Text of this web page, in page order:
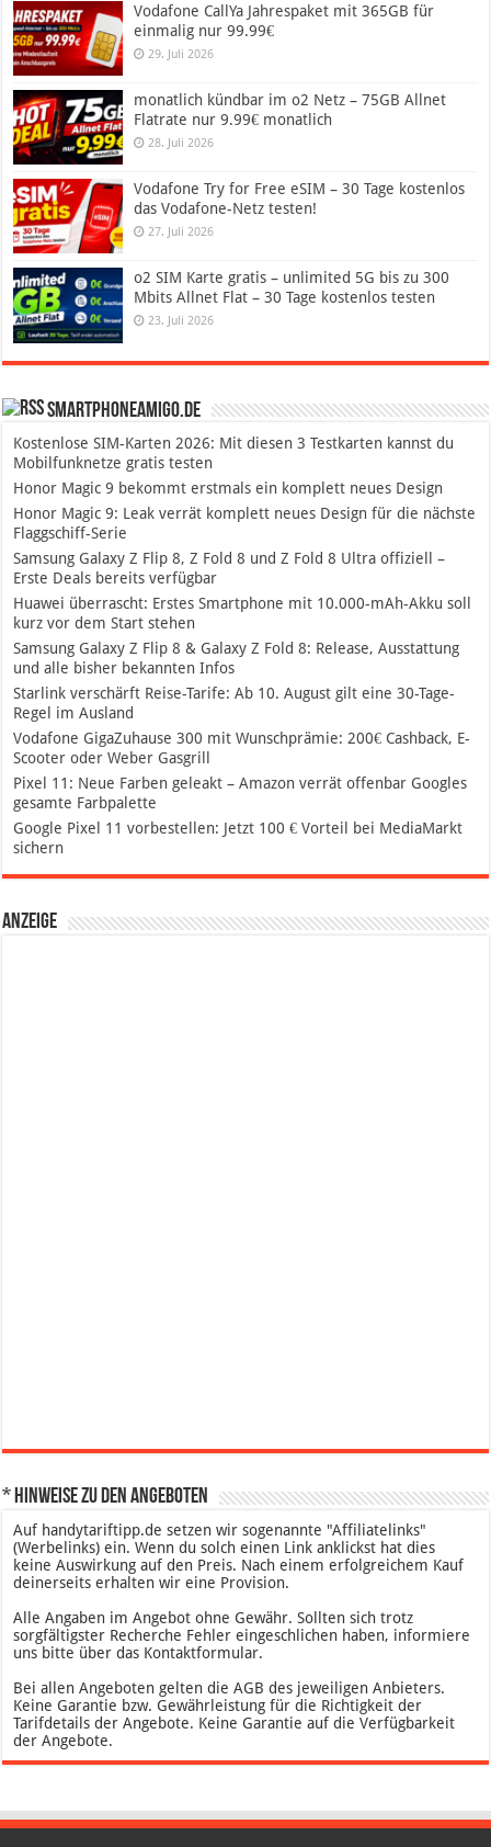
Vodafone CallYa Jahrespaket mit 365GB für
einmalig nur 99.99€
29. Juli 2026
monatlich kündbar im o2 Netz – 75GB Allnet
Flatrate nur 9.99€ monatlich
28. Juli 2026
Vodafone Try for Free eSIM – 30 Tage kostenlos
das Vodafone-Netz testen!
27. Juli 2026
o2 SIM Karte gratis – unlimited 5G bis zu 300
Mbits Allnet Flat – 30 Tage kostenlos testen
23. Juli 2026
SmartphoneAmigo.de
Kostenlose SIM-Karten 2026: Mit diesen 3 Testkarten kannst du
Mobilfunknetze gratis testen
Honor Magic 9 bekommt erstmals ein komplett neues Design
Honor Magic 9: Leak verrät komplett neues Design für die nächste
Flaggschiff-Serie
Samsung Galaxy Z Flip 8, Z Fold 8 und Z Fold 8 Ultra offiziell –
Erste Deals bereits verfügbar
Huawei überrascht: Erstes Smartphone mit 10.000-mAh-Akku soll
kurz vor dem Start stehen
Samsung Galaxy Z Flip 8 & Galaxy Z Fold 8: Release, Ausstattung
und alle bisher bekannten Infos
Starlink verschärft Reise-Tarife: Ab 10. August gilt eine 30-Tage-
Regel im Ausland
Vodafone GigaZuhause 300 mit Wunschprämie: 200€ Cashback, E-
Scooter oder Weber Gasgrill
Pixel 11: Neue Farben geleakt – Amazon verrät offenbar Googles
gesamte Farbpalette
Google Pixel 11 vorbestellen: Jetzt 100 € Vorteil bei MediaMarkt
sichern
Anzeige
* Hinweise zu den Angeboten
Auf handytariftipp.de setzen wir sogenannte "Affiliatelinks"
(Werbelinks) ein. Wenn du solch einen Link anklickst hat dies
keine Auswirkung auf den Preis. Nach einem erfolgreichem Kauf
deinerseits erhalten wir eine Provision.
Alle Angaben im Angebot ohne Gewähr. Sollten sich trotz
sorgfältigster Recherche Fehler eingeschlichen haben, informiere
uns bitte über das Kontaktformular.
Bei allen Angeboten gelten die AGB des jeweiligen Anbieters.
Keine Garantie bzw. Gewährleistung für die Richtigkeit der
Tarifdetails der Angebote. Keine Garantie auf die Verfügbarkeit
der Angebote.